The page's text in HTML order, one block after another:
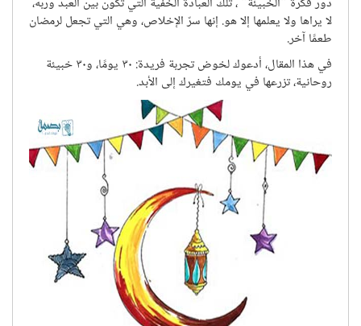
دور فكرة"الخبيئة"، تلك العبادة الخفية التي تكون بين العبد وربه،
لا يراها ولا يعلمها إلا هو. إنها سرّ الإخلاص، وهي التي تجعل لرمضان
في هذا المقال، أدعوك لخوض تجربة فريدة:
، تزرعها في يومك فتغيرك إلى الأبد.